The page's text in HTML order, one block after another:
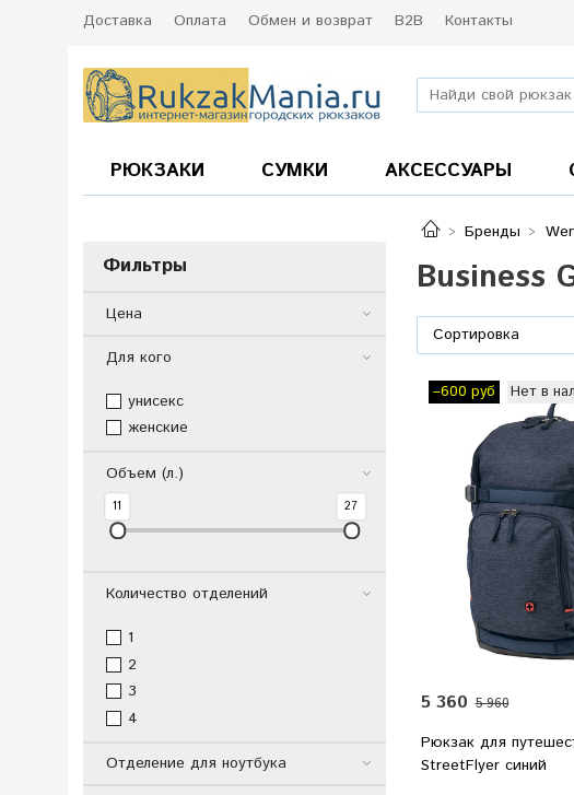
Доставка Оплата Обмен и возврат B2B Контакты
РЮКЗАКИ СУМКИ АКСЕССУАРЫ
Бренды
Business
–600 руб Нет в
5 360 5 960
Рюкзак для
StreetFlyer синий
Фильтры
Цена
Для кого
унисекс
женские
Объем (л.)
11 27
Количество отделений
1
2
3
4
Отделение для ноутбука